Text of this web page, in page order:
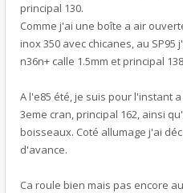
principal 130.
Comme j'ai une boîte a air
inox 350 avec chicanes, au SP95
n36n+ calle 1.5mm et principal
A l'e85 été, je suis pour l'instant
3eme cran, principal 162, ainsi
boisseaux. Coté allumage j'ai
d'avance.
Ca roule bien mais pas encore